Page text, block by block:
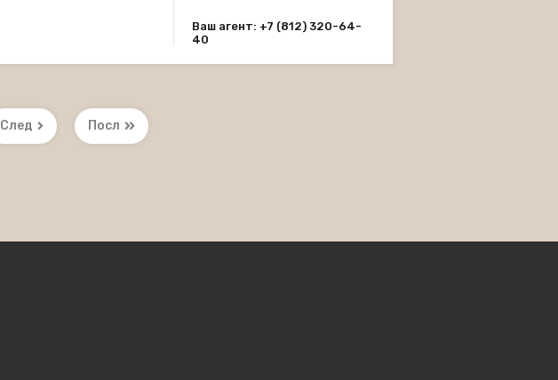
Ваш агент: +7 (812) 320-64-
40
След Посл